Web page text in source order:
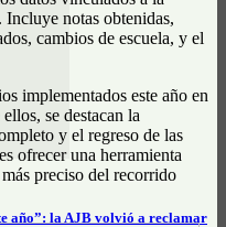
año”: la AJB volvió a reclamar
notas obtenidas,
cambios de escuela, y el
implementados este año en
se destacan la
y el regreso de las
ofrecer una herramienta
preciso del recorrido